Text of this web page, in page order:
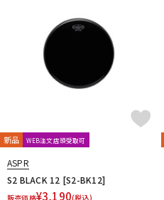
新品 WEB注文店頭受取可
ASPR
S2 BLACK 12 [S2-BK12]
販売価格¥3,190(税込)